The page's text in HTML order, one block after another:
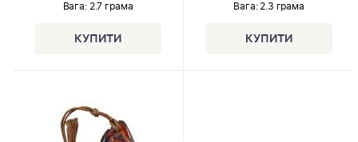
Вага: 2.7 грама Вага: 2.3 грама